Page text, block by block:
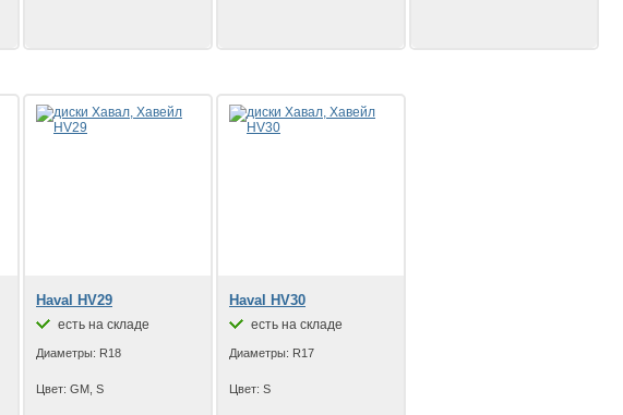
Haval HV29
есть на складе
Диаметры: R18
Цвет: GM, S
Haval HV30
есть на складе
Диаметры: R17
Цвет: S